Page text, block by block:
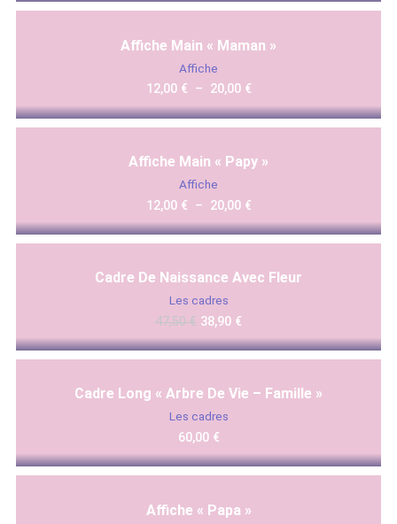
Affiche Main « Maman »
Affiche
12,00 € – 20,00 €
Affiche Main « Papy »
Affiche
12,00 € – 20,00 €
Cadre De Naissance Avec Fleur
Les cadres
47,50€ 38,90 €
Cadre Long « Arbre De Vie – Famille »
Les cadres
60,00 €
Affiche « Papa »